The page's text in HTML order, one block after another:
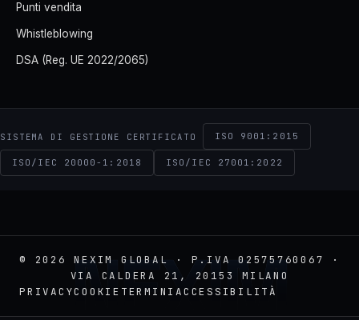
Punti vendita
Whistleblowing
DSA (Reg. UE 2022/2065)
SISTEMA DI GESTIONE CERTIFICATO ISO 9001:2015
ISO/IEC 20000-1:2018 ISO/IEC 27001:2022
© 2026 NEXIM GLOBAL · P.IVA 02575760067 ·
VIA CALDERA 21, 20153 MILANO
PRIVACYCOOKIE TERMINI ACCESSIBILITÀ
NEXIM